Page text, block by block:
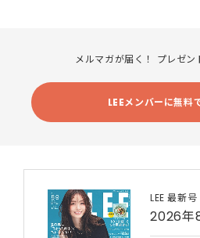
メルマガが届く！ プレゼン
LEEメンバーに無料
LEE 最新号
2026年